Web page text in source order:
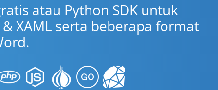
atau Python SDK untuk
XAML serta beberapa format